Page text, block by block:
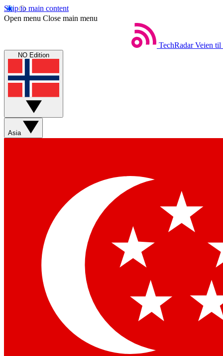
Skip to main content
Open menu Close main menu
TechRadar Veien til
NO Edition
Asia